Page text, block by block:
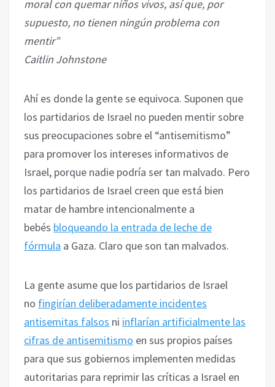
moral con quemar niños vivos, así que, por
supuesto, no tienen ningún problema con
mentir”
Caitlin Johnstone
Ahí es donde la gente se equivoca. Suponen que
los partidarios de Israel no pueden mentir sobre
sus preocupaciones sobre el “antisemitismo”
para promover los intereses informativos de
Israel, porque nadie podría ser tan malvado. Pero
los partidarios de Israel creen que está bien
matar de hambre intencionalmente a
bebés bloqueando la entrada de leche de
fórmula a Gaza. Claro que son tan malvados.
La gente asume que los partidarios de Israel
no fingirían deliberadamente incidentes
antisemitas falsos ni inflarían artificialmente las
cifras de antisemitismo en sus propios países
para que sus gobiernos implementen medidas
autoritarias para reprimir las críticas a Israel en